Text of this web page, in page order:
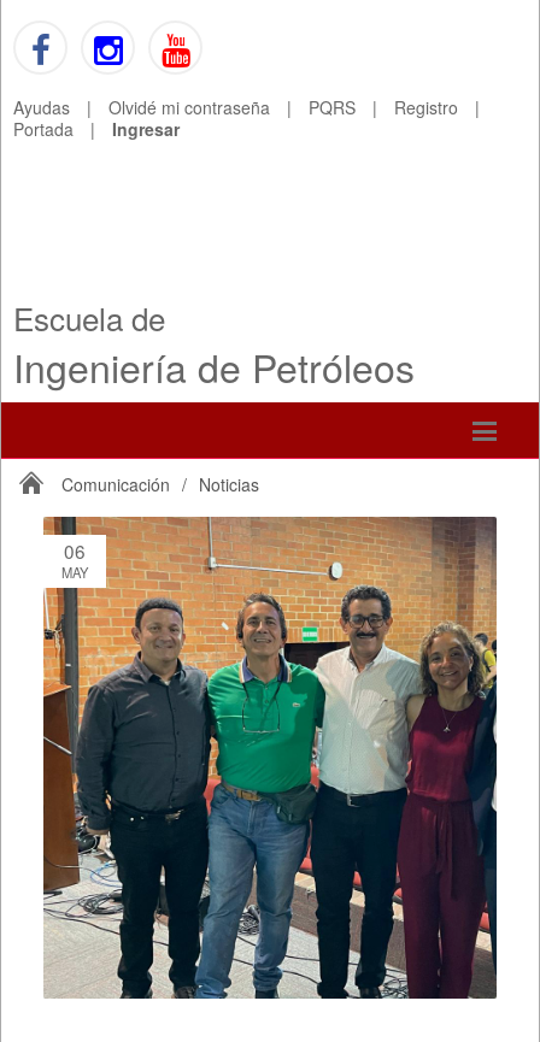
Ayudas | Olvidé mi contraseña | PQRS | Registro
|
Portada
| Ingresar
Escuela de
Ingeniería de Petróleos
Comunicación / Noticias